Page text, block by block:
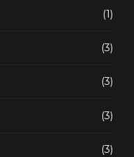
(1)
(3)
(3)
(3)
(3)